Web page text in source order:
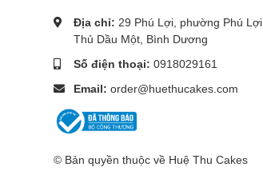
Địa chỉ: 29 Phú Lợi, phường Phú Lợi,
Thủ Dầu Một, Bình Dương
Số điện thoại: 0918029161
Email: order@huethucakes.com
© Bản quyền thuộc về Huệ Thu Cakes